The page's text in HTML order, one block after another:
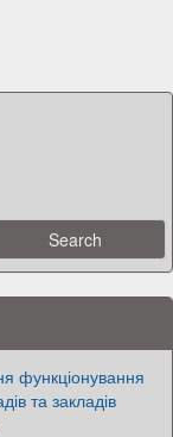
функціонування
та закладів